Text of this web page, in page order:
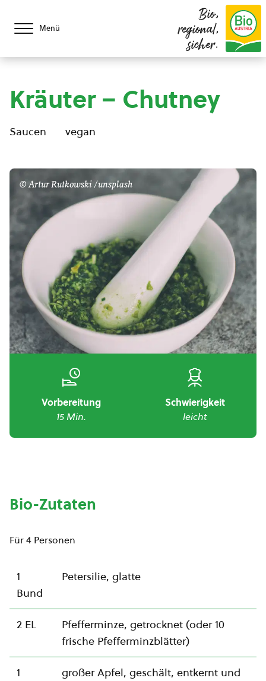
Menü
Bio,
regional,
sicher.
Kräuter – Chutney
Saucen vegan
© Artur Rutkowski /unsplash
Vorbereitung
15 Min.
Schwierigkeit
leicht
Bio-Zutaten
Für 4 Personen
1
Bund
Petersilie, glatte
2 EL
Pfefferminze, getrocknet (oder 10
frische Pfefferminzblätter)
1
großer Apfel, geschält, entkernt und